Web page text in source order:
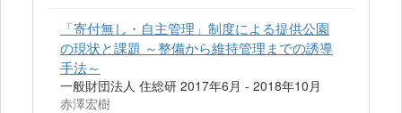
「寄付無し・自主管理」制度による提供公園
の現状と課題 ～整備から維持管理までの誘導
手法～
一般財団法人 住総研 2017年6月 - 2018年10月
赤澤宏樹